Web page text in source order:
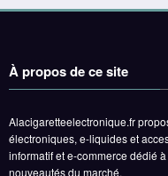
À propos de ce site
Alacigaretteelectronique.fr
électroniques, e-liquides et
informatif et e-commerce dédié
nouveautés du marché.